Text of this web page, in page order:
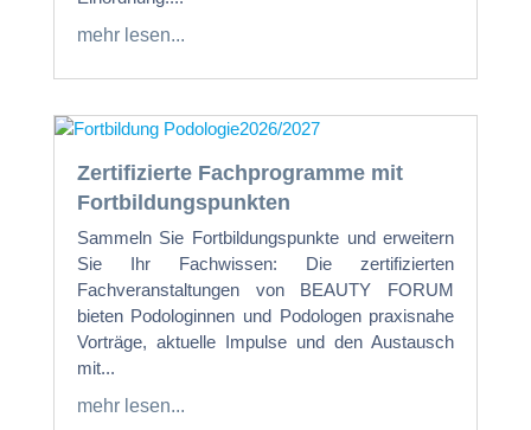
mehr lesen...
Zertifizierte Fachprogramme mit
Fortbildungspunkten
Sammeln Sie Fortbildungspunkte und erweitern
Sie Ihr Fachwissen: Die zertifizierten
Fachveranstaltungen von BEAUTY FORUM
bieten Podologinnen und Podologen praxisnahe
Vorträge, aktuelle Impulse und den Austausch
mit...
mehr lesen...